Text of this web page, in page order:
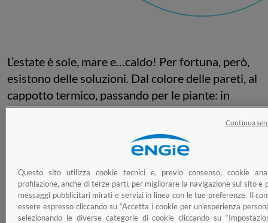
L’estate è sole, mare e…caldo! Per fortuna, però,
esistono delle soluzioni. Dal colore delle pareti, al
cappotto termico, passando per le piante: in
questo articolo scopriamo 10 consigli per evitare
di essere sopraffatti dall’afa e raffreddare casa,
anche senza il climatizzatore.
Dalla scelta del condizionatore ai
rimedi green: 10 consigli pratici
Questo sito utilizza cookie tecnici e, previo consenso, cookie
profilazione, anche di terze parti, per migliorare la navigazione sul sito e
messaggi pubblicitari mirati e servizi in linea con le tue preferenze. Il
essere espresso cliccando su “Accetta i cookie per un'esperienza
selezionando le diverse categorie di cookie cliccando su
Continua